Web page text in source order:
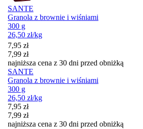
SANTE
Granola z brownie i wiśniami
300 g
26,50 zł/kg
Cena promocyjna
7,95 zł
7,99 zł
najniższa cena z 30 dni przed obniżką
SANTE
Granola z brownie i wiśniami
300 g
26,50 zł/kg
Cena promocyjna
7,95 zł
7,99 zł
najniższa cena z 30 dni przed obniżką